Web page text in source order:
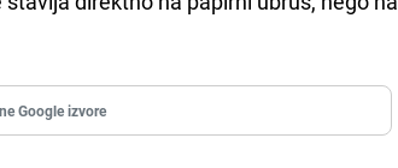
Google izvore